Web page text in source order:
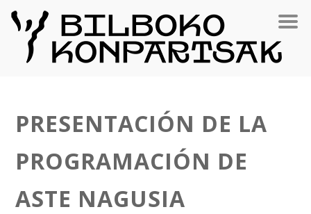
PRESENTACIÓN DE LA
PROGRAMACIÓN DE
ASTE NAGUSIA